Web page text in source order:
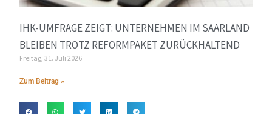
IHK-UMFRAGE ZEIGT: UNTERNEHMEN IM SAARLAND
BLEIBEN TROTZ REFORMPAKET ZURÜCKHALTEND
Freitag, 31. Juli 2026
Zum Beitrag »